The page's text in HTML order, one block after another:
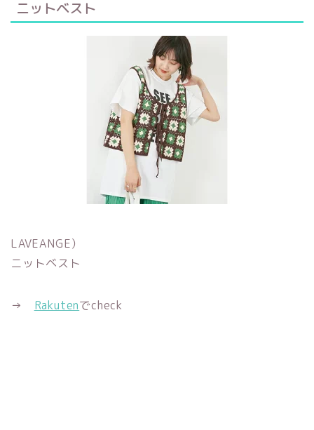
ニットベスト
LAVEANGE）
ニットベスト
→ Rakutenでcheck